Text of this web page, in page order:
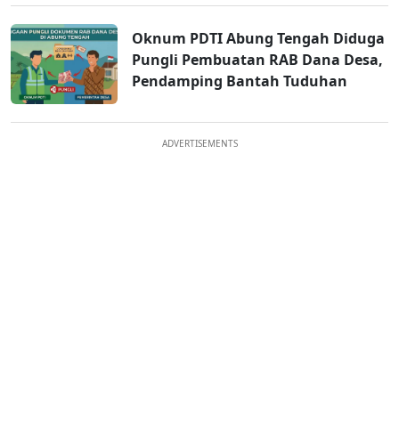
Oknum PDTI Abung Tengah Diduga
Pungli Pembuatan RAB Dana Desa,
Pendamping Bantah Tuduhan
ADVERTISEMENTS